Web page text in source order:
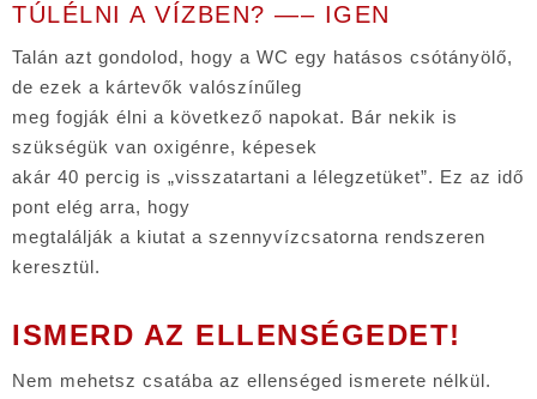
TÚLÉLNI A VÍZBEN? —– IGEN
Talán azt gondolod, hogy a WC egy hatásos csótányölő,
de ezek a kártevők valószínűleg
meg fogják élni a következő napokat. Bár nekik is
szükségük van oxigénre, képesek
akár 40 percig is „visszatartani a lélegzetüket”. Ez az idő
pont elég arra, hogy
megtalálják a kiutat a szennyvízcsatorna rendszeren
keresztül.
ISMERD AZ ELLENSÉGEDET!
Nem mehetsz csatába az ellenséged ismerete nélkül.